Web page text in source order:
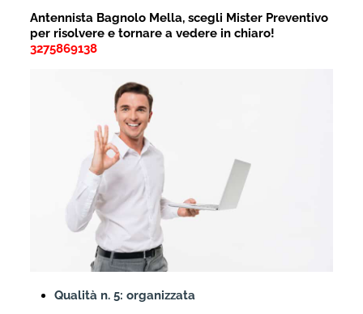
Antennista Bagnolo Mella, scegli Mister Preventivo
per risolvere e tornare a vedere in chiaro!
3275869138
Qualità n. 5: organizzata